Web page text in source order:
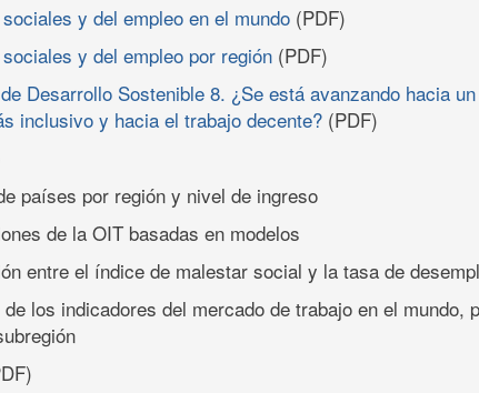
y del empleo en el mundo (PDF)
y del empleo por región (PDF)
Desarrollo Sostenible 8. ¿Se está avanzando hacia
inclusivo y hacia el trabajo decente? (PDF)
países por región y nivel de ingreso
de la OIT basadas en modelos
entre el índice de malestar social y la tasa de
los indicadores del mercado de trabajo en el mundo,